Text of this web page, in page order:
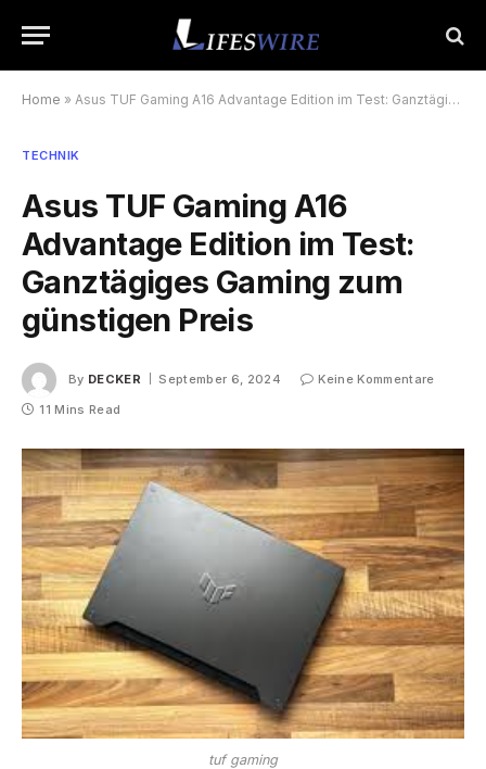
Home » Asus TUF Gaming A16 Advantage Edition im Test: Ganztägiges Gaming zum günstigen Preis
TECHNIK
Asus TUF Gaming A16
Advantage Edition im Test:
Ganztägiges Gaming zum
günstigen Preis
By DECKER September 6, 2024
Keine Kommentare
11 Mins Read
tuf gaming